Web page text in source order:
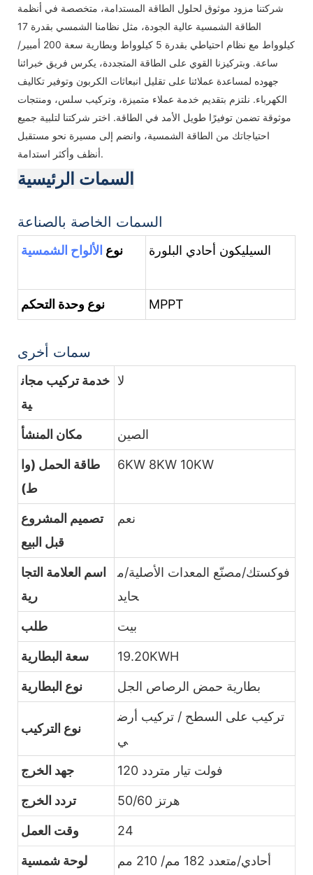
شركتنا مزود موثوق لحلول الطاقة المستدامة، متخصصة في أنظمة
الطاقة الشمسية عالية الجودة، مثل نظامنا الشمسي بقدرة 17
كيلوواط مع نظام احتياطي بقدرة 5 كيلوواط وبطارية سعة 200 أمبير/
ساعة. وبتركيزنا القوي على الطاقة المتجددة، يكرس فريق خبرائنا
جهوده لمساعدة عملائنا على تقليل انبعاثات الكربون وتوفير تكاليف
الكهرباء. نلتزم بتقديم خدمة عملاء متميزة، وتركيب سلس، ومنتجات
موثوقة تضمن توفيرًا طويل الأمد في الطاقة. اختر شركتنا لتلبية جميع
احتياجاتك من الطاقة الشمسية، وانضم إلى مسيرة نحو مستقبل
أنظف وأكثر استدامة.
السمات الرئيسية
السمات الخاصة بالصناعة
نوع الألواح الشمسية السيليكون أحادي البلورة
نوع وحدة التحكم MPPT
سمات أخرى
خدمة تركيب مجان
ية
لا
مكان المنشأ الصين
طاقة الحمل (وا
ط)
6KW 8KW 10KW
تصميم المشروع
قبل البيع
نعم
اسم العلامة التجا
رية
فوكستك/مصنّع المعدات الأصلية/م
حايد
طلب بيت
سعة البطارية 19.20KWH
نوع البطارية بطارية حمض الرصاص الجل
نوع التركيب
تركيب على السطح / تركيب أرض
ي
جهد الخرج 120 فولت تيار متردد
تردد الخرج 50/60 هرتز
وقت العمل 24
لوحة شمسية أحادي/متعدد 182 مم/ 210 مم